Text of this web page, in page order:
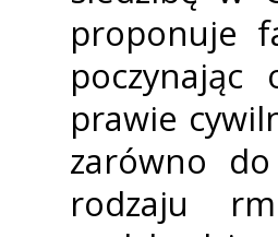
proponuje
prawie
zarówno
rodzaju